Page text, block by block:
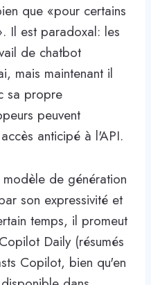
que «pour certains
Il est paradoxal: les
de chatbot
mais maintenant il
sa propre
peuvent
anticipé à l'API.
de génération
son expressivité et
temps, il promeut
Daily (résumés
Copilot, bien qu'en